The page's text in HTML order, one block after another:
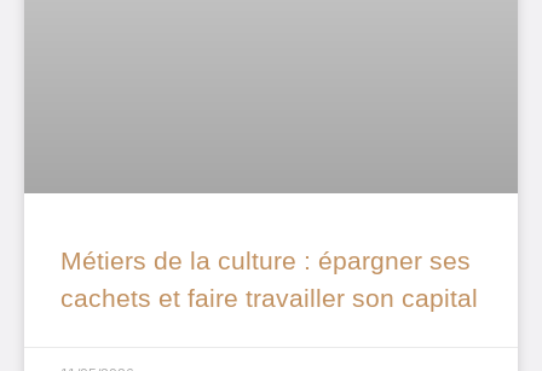
Métiers de la culture : épargner ses
cachets et faire travailler son capital